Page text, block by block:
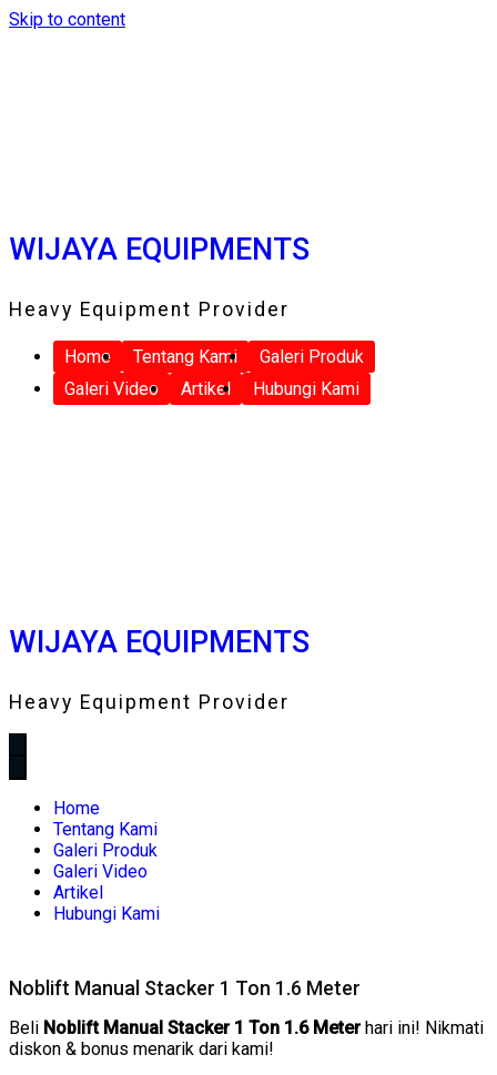
Skip to content
WIJAYA EQUIPMENTS
Heavy Equipment Provider
Home Tentang Kami
Galeri Produk
Galeri Video
Artikel Hubungi Kami
WIJAYA EQUIPMENTS
Heavy Equipment Provider
Home
Tentang Kami
Galeri Produk
Galeri Video
Artikel
Hubungi Kami
Noblift Manual Stacker 1 Ton 1.6 Meter
Beli Noblift Manual Stacker 1 Ton 1.6 Meterhari ini! Nikmati
diskon & bonus menarik dari kami!